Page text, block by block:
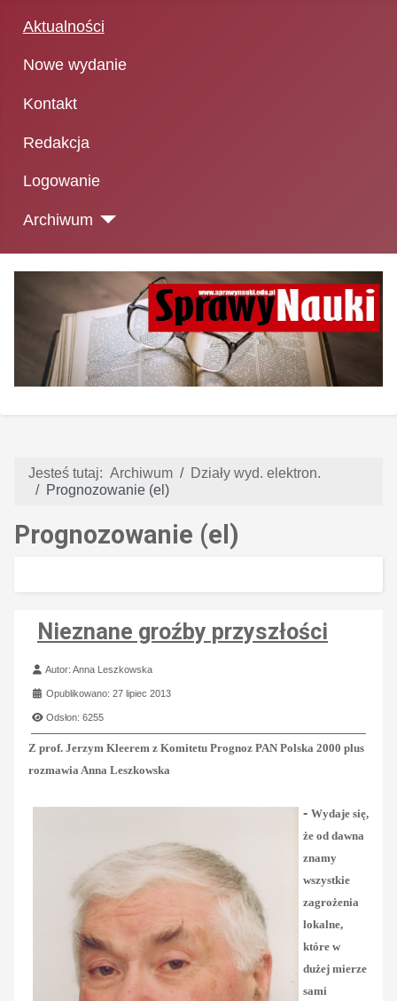
Aktualności
Nowe wydanie
Kontakt
Redakcja
Logowanie
Archiwum
Jesteś tutaj: Archiwum
Działy wyd. elektron.
Prognozowanie (el)
Prognozowanie (el)
Nieznane groźby przyszłości
Szczegóły
Autor:Anna Leszkowska
Opublikowano: 27 lipiec 2013
Odsłon: 6255
Z prof. Jerzym Kleerem z Komitetu Prognoz PAN Polska 2000 plus
rozmawia Anna Leszkowska
- Wydaje się,
że od dawna
znamy
wszystkie
zagrożenia
lokalne,
które w
dużej mierze
sami